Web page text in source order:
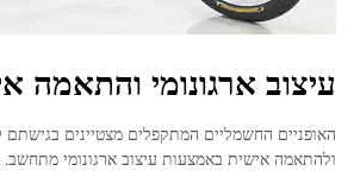
עיצוב ארגונומי והתאמה
האופניים החשמליים המתקפלים מצטיינים
ולהתאמה אישית באמצעות עיצוב ארגונומי